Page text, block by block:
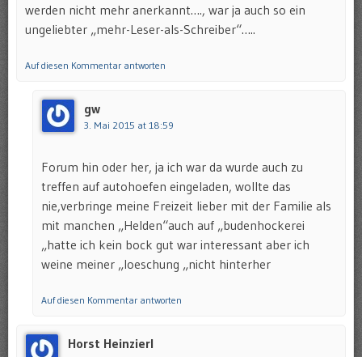
werden nicht mehr anerkannt…., war ja auch so ein
ungeliebter „mehr-Leser-als-Schreiber“…..
Auf diesen Kommentar antworten
gw
3. Mai 2015 at 18:59
Forum hin oder her, ja ich war da wurde auch zu
treffen auf autohoefen eingeladen, wollte das
nie,verbringe meine Freizeit lieber mit der Familie als
mit manchen „Helden“auch auf „budenhockerei
„hatte ich kein bock gut war interessant aber ich
weine meiner „loeschung „nicht hinterher
Auf diesen Kommentar antworten
Horst Heinzierl